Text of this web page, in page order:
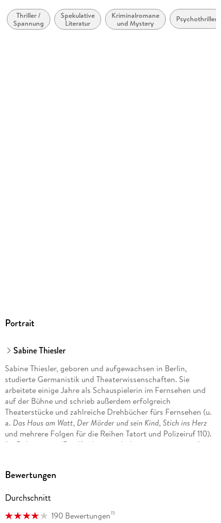
Ja
Produktart
Thriller /
Spannung
Spekulative
Literatur
Kriminalromane
und Mystery
Psychothriller
Portrait
Sabine Thiesler
Sabine Thiesler, geboren und aufgewachsen in Berlin,
studierte Germanistik und Theaterwissenschaften. Sie
arbeitete einige Jahre als Schauspielerin im Fernsehen und
auf der Bühne und schrieb außerdem erfolgreich
Theaterstücke und zahlreiche Drehbücher fürs Fernsehen (u.
a. Das Haus am Watt, Der Mörder und sein Kind, Stich ins Herz
und mehrere Folgen für die Reihen Tatort und Polizeiruf 110).
Ihr Debütroman 'Der Kindersammler' war ein sensationeller
Bewertungen
Durchschnitt
190 Bewertungen15